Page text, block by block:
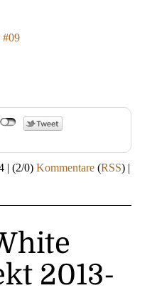
| (2/0) Kommentare (RSS) |
2013-